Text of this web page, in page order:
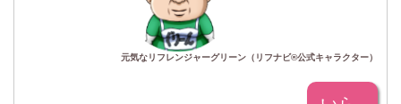
元気なリフレンジャーグリーン（リフナビ®公式キャラクター）